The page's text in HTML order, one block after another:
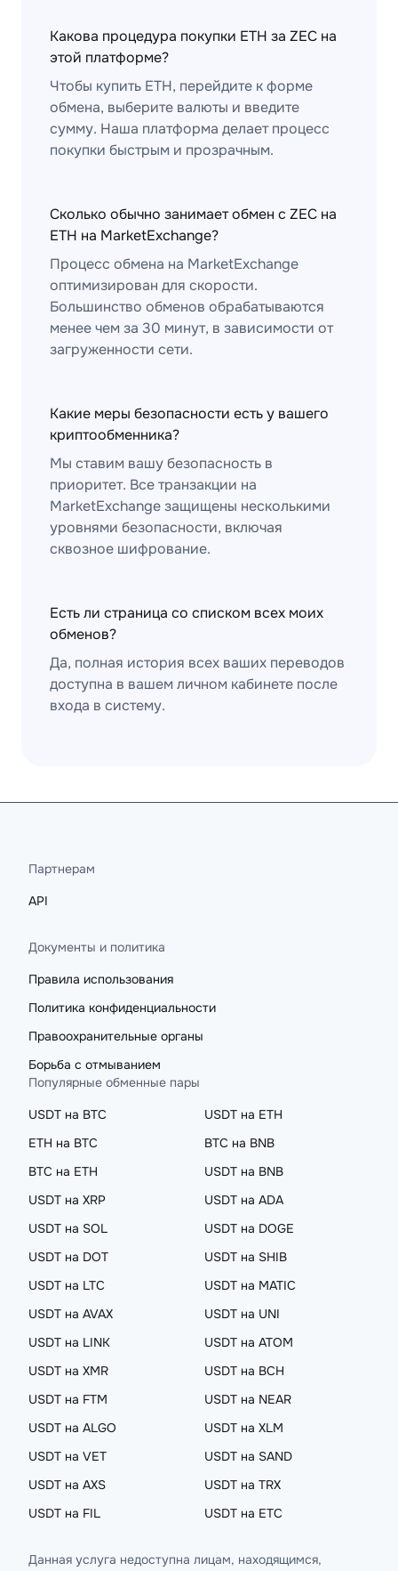
Какова процедура покупки ETH за ZEC на
этой платформе?
Чтобы купить ETH, перейдите к форме
обмена, выберите валюты и введите
сумму. Наша платформа делает процесс
покупки быстрым и прозрачным.
Сколько обычно занимает обмен с ZEC на
ETH на MarketExchange?
Процесс обмена на MarketExchange
оптимизирован для скорости.
Большинство обменов обрабатываются
менее чем за 30 минут, в зависимости от
загруженности сети.
Какие меры безопасности есть у вашего
криптообменника?
Мы ставим вашу безопасность в
приоритет. Все транзакции на
MarketExchange защищены несколькими
уровнями безопасности, включая
сквозное шифрование.
Есть ли страница со списком всех моих
обменов?
Да, полная история всех ваших переводов
доступна в вашем личном кабинете после
входа в систему.
Партнерам
API
Документы и политика
Правила использования
Политика конфиденциальности
Правоохранительные органы
Борьба с отмыванием
Популярные обменные пары
USDT на BTC
USDT на ETH
ETH на BTC
BTC на BNB
BTC на ETH
USDT на BNB
USDT на XRP
USDT на ADA
USDT на SOL
USDT на DOGE
USDT на DOT
USDT на SHIB
USDT на LTC
USDT на MATIC
USDT на AVAX
USDT на UNI
USDT на LINK
USDT на ATOM
USDT на XMR
USDT на BCH
USDT на FTM
USDT на NEAR
USDT на ALGO
USDT на XLM
USDT на VET
USDT на SAND
USDT на AXS
USDT на TRX
USDT на FIL
USDT на ETC
Данная услуга недоступна лицам, находящимся,